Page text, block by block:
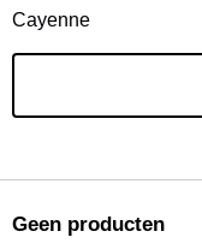
Nieuw
Mijn account
Cayenne
Geen producten